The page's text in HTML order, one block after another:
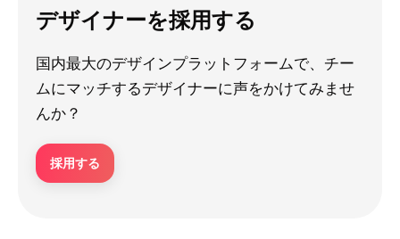
デザイナーを採用する
国内最大のデザインプラットフォームで、チー
ムにマッチするデザイナーに声をかけてみませ
んか？
採用する